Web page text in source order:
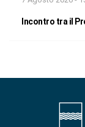
Incontro tra il